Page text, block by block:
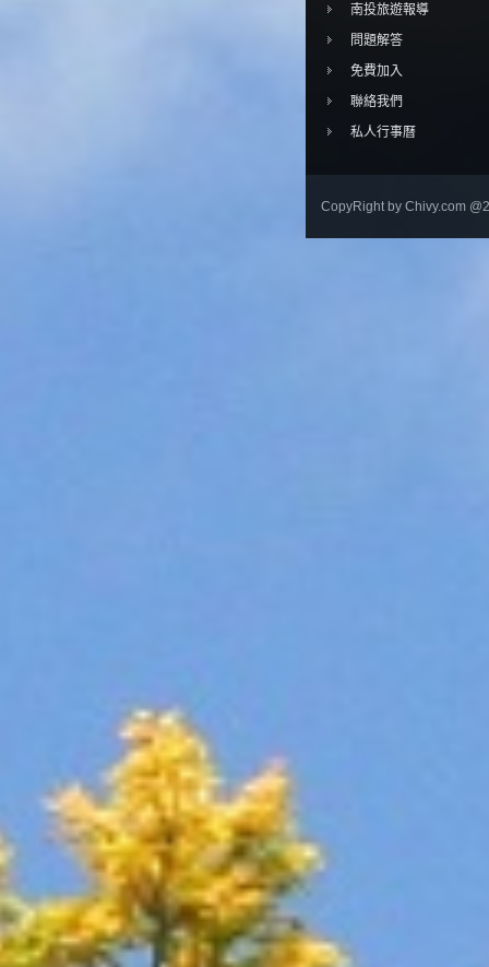
南投旅遊報導
問題解答
免費加入
聯絡我們
私人行事曆
CopyRight by Chivy.com